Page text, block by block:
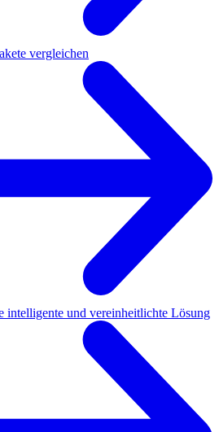
vergleichen
intelligente und vereinheitlichte Lösung